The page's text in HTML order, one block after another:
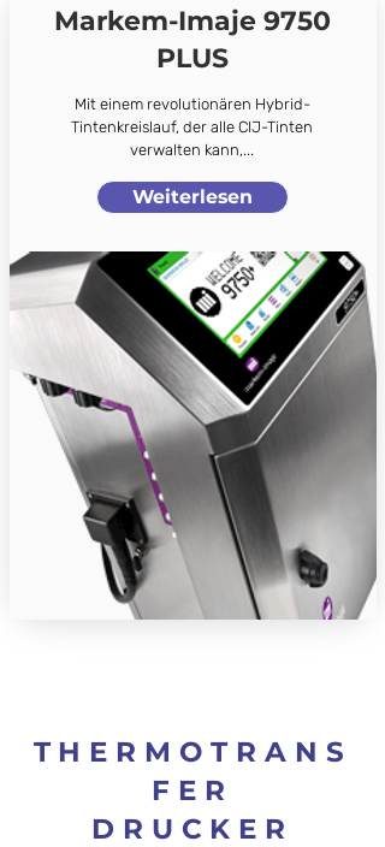
Markem-Imaje 9750
PLUS
Mit einem revolutionären Hybrid-
Tintenkreislauf, der alle CIJ-Tinten
verwalten kann,...
Weiterlesen
THERMOTRANS
FER
DRUCKER